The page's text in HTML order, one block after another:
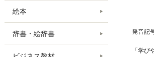
発音記
「学
絵本
辞書・絵辞書